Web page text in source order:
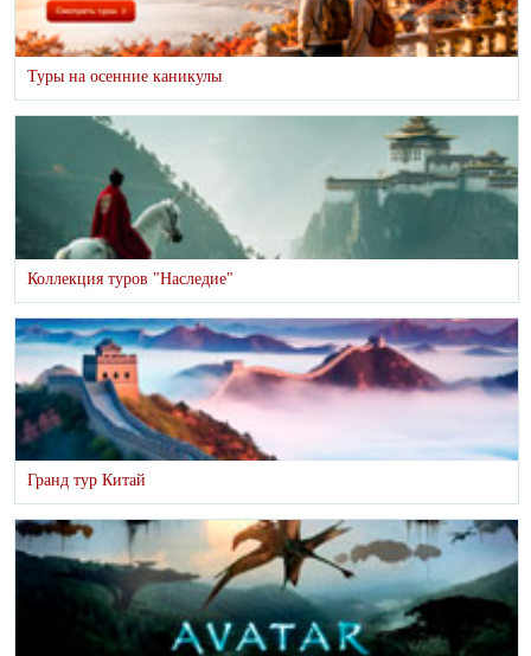
Туры на осенние каникулы
Коллекция туров "Наследие"
Гранд тур Китай